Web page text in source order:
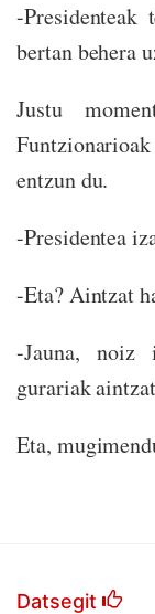
-
bertan behera
Justu
entzun du.
-Presidentea
-Eta? Aintzat
-Jauna, noiz
gurariak
Eta,
Datsegit